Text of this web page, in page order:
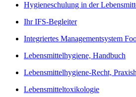
Hygieneschulung in der
Ihr IFS-Begleiter
Integriertes Managementsystem
Lebensmittelhygiene, Handbuch
Lebensmittelhygiene-Recht,
Lebensmitteltoxikologie